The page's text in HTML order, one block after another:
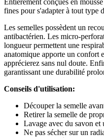
Entièrement conçues en
fines pour s'adapter à tout type
Les semelles possèdent un
antibactérien. Les micro-
longueur permettent une
anatomique apporte un confort
apprécierez sans nul doute.
garantissant une durabilité
Conseils d'utilisation:
Découper la semelle
Retirer la semelle de
Lavage avec du savon et
Ne pas sécher sur un